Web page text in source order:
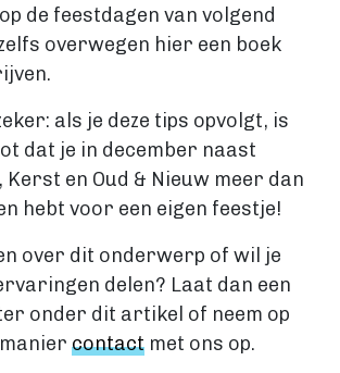
de feestdagen van volgend
overwegen hier een boek
als je deze tips opvolgt, is
dat je in december naast
en Oud & Nieuw meer dan
hebt voor een eigen feestje!
over dit onderwerp of wil je
delen? Laat dan een
onder dit artikel of neem op
contact met ons op.